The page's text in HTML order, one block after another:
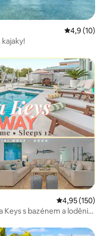
Průměrné
4,9 (10)
hostů
Průměrné
4,95 (150)
Keys s bazénem a loděnicí